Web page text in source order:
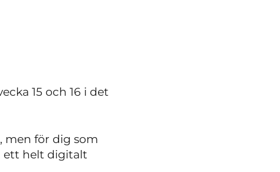
15 och 16 i det
men för dig som
ett helt digitalt